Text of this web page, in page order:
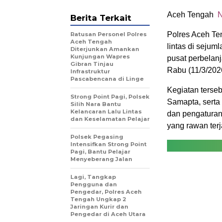
Aceh Tengah
Polres Aceh
lintas di
pusat
Rabu (11/3/
Kegiatan
Samapta,
dan
yang rawan
Berita Terkait
Ratusan Personel Polres
Aceh Tengah
Diterjunkan Amankan
Kunjungan Wapres
Gibran Tinjau
Infrastruktur
Pascabencana di Linge
Strong Point Pagi, Polsek
Silih Nara Bantu
Kelancaran Lalu Lintas
dan Keselamatan Pelajar
Polsek Pegasing
Intensifkan Strong Point
Pagi, Bantu Pelajar
Menyeberang Jalan
Lagi, Tangkap
Pengguna dan
Pengedar, Polres Aceh
Tengah Ungkap 2
Jaringan Kurir dan
Pengedar di Aceh Utara